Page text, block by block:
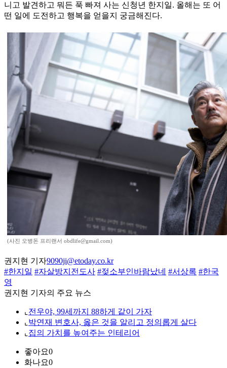
니고 발견하고 뭐든 푹 빠져 사는 신청년 한지일. 올해는 또 어
떤 일에 도전하고 행복을 얻을지 궁금해진다.
(사진 오병돈 프리랜서 obdlife@gmail.com)
권지현 기자9090ji@etoday.co.kr
#한지일 #자살방지전도사 #젖소부인바람났네 #서상록 #한국
영
권지현 기자의 주요 뉴스
⌞ 전우야, 99세까지 88하게 같이 가자
⌞ 박연재 변호사, 옳은 것을 알리고 정의롭게 살다
⌞ 집의 가치를 높여주는 인테리어
좋아요0
화나요0